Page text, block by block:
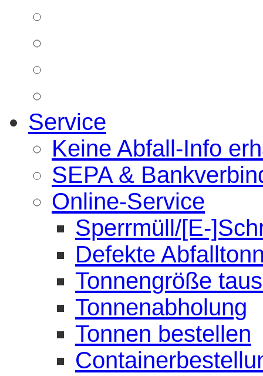
Service
Keine Abfall-Info
SEPA &
Online-Service
Sperrmüll/[E-
Defekte
Tonnengröße
Tonnenabholung
Tonnen bestellen